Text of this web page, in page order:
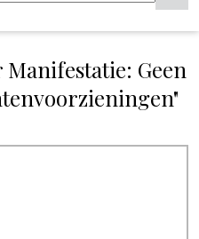
Manifestatie: Geen